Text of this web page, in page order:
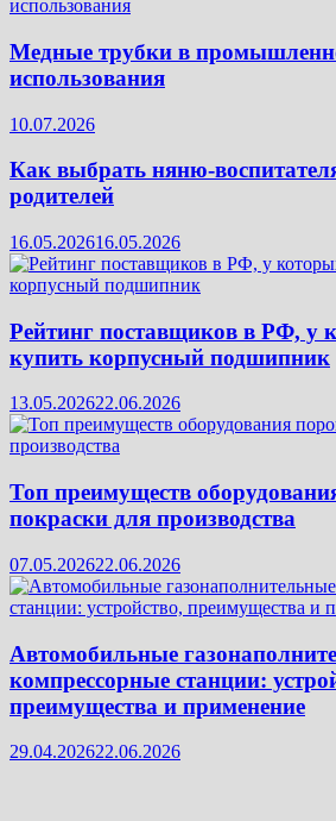
Медные трубки в
использования
10.07.2026
Как выбрать няню-
родителей
16.05.202616.05.2026
Рейтинг поставщиков в РФ, у
купить корпусный подшипник
13.05.202622.06.2026
Топ преимуществ
покраски для производства
07.05.202622.06.2026
Автомобильные
компрессорные станции:
преимущества и применение
29.04.202622.06.2026